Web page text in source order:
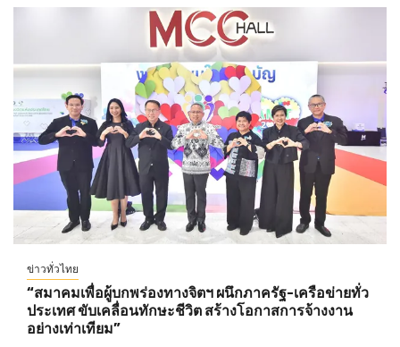
ข่าวทั่วไทย
“สมาคมเพื่อผู้บกพร่องทางจิตฯ ผนึกภาครัฐ-เครือข่ายทั่ว
ประเทศ ขับเคลื่อนทักษะชีวิต สร้างโอกาสการจ้างงาน
อย่างเท่าเทียม”